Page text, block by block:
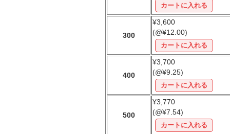
300
¥3,600
(@¥12.00)
400
¥3,700
(@¥9.25)
500
¥3,770
(@¥7.54)